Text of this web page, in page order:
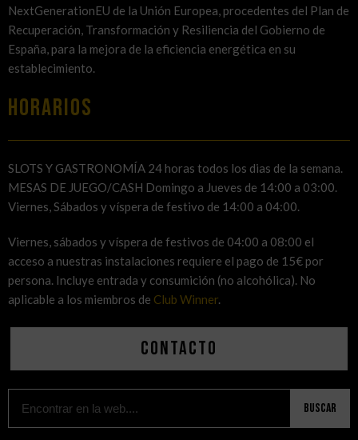
NextGenerationEU de la Unión Europea, procedentes del Plan de
Recuperación, Transformación y Resiliencia del Gobierno de
España, para la mejora de la eficiencia energética en su
establecimiento.
HORARIOS
SLOTS Y GASTRONOMÍA 24 horas todos los dias de la semana.
MESAS DE JUEGO/CASH Domingo a Jueves de 14:00 a 03:00.
Viernes, Sábados y víspera de festivo de 14:00 a 04:00.
Viernes, sábados y víspera de festivos de 04:00 a 08:00 el
acceso a nuestras instalaciones requiere el pago de 15€ por
persona. Incluye entrada y consumición (no alcohólica). No
aplicable a los miembros de Club Winner.
Contacto
Buscar